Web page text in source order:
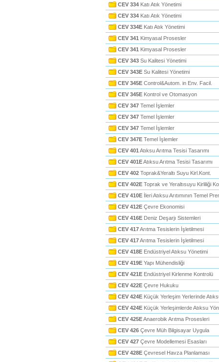
CEV 334 Katı Atık Yönetimi
CEV 334 Katı Atık Yönetimi
CEV 334E Katı Atık Yönetimi
CEV 341 Kimyasal Prosesler
CEV 341 Kimyasal Prosesler
CEV 343 Su Kalitesi Yönetimi
CEV 343E Su Kalitesi Yönetimi
CEV 345E Control&Autom. in Env. Facil.
CEV 345E Kontrol ve Otomasyon
CEV 347 Temel İşlemler
CEV 347 Temel İşlemler
CEV 347 Temel İşlemler
CEV 347E Temel İşlemler
CEV 401 Atıksu Arıtma Tesisi Tasarımı
CEV 401EAtıksu Arıtma Tesisi Tasarımı
CEV 402 Toprak&Yeraltı Suyu Kirl.Kont.
CEV 402E Toprak ve Yeraltısuyu Kirliliği
CEV 410E İleri Atıksu Arıtımının Temel
CEV 412E Çevre Ekonomisi
CEV 416E Deniz Deşarjı Sistemleri
CEV 417Arıtma Tesislerin İşletilmesi
CEV 417Arıtma Tesislerin İşletilmesi
CEV 418E Endüstriyel Atıksu Yönetimi
CEV 419E Yapı Mühendisliği
CEV 421E Endüstriyel Kirlenme Kontrolü
CEV 422E Çevre Hukuku
CEV 424E Küçük Yerleşim Yerlerinde
CEV 424E Küçük Yerleşimlerde Atıksu
CEV 425EAnaerobik Arıtma Prosesleri
CEV 426 Çevre Müh Bilgisayar Uygula
CEV 427 Çevre Modellemesi Esasları
CEV 428E Çevresel Havza Planlaması